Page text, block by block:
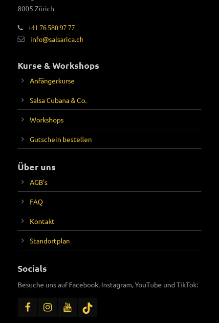
8005 Zürich
+41 76 580 97 77
info@salsarica.ch
Kurse & Workshops
Anfängerkurse
Salsa Cubana & Co.
Workshops
Gutschein bestellen
Über uns
AGB's
FAQ
Kontakt
Standortplan
Socials
Besuche uns auf Facebook, Instagram, YouTube und TikTok: